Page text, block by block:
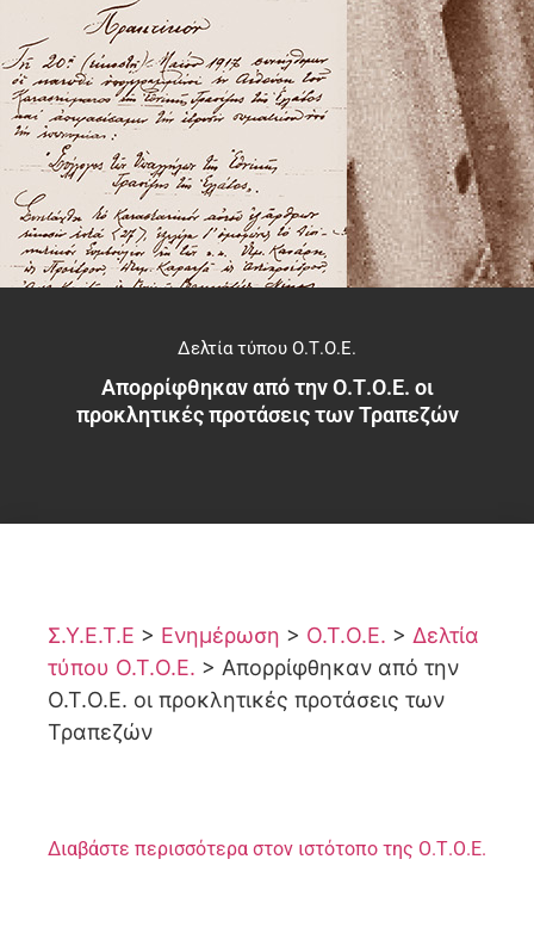
Δελτία τύπου Ο.Τ.Ο.Ε.
Απορρίφθηκαν από την Ο.Τ.Ο.Ε. οι
προκλητικές προτάσεις των Τραπεζών
Σ.Υ.Ε.Τ.Ε > Ενημέρωση > Ο.Τ.Ο.Ε. > Δελτία
τύπου Ο.Τ.Ο.Ε. > Απορρίφθηκαν από την
Ο.Τ.Ο.Ε. οι προκλητικές προτάσεις των
Τραπεζών
Διαβάστε περισσότερα στον ιστότοπο της Ο.Τ.Ο.Ε.